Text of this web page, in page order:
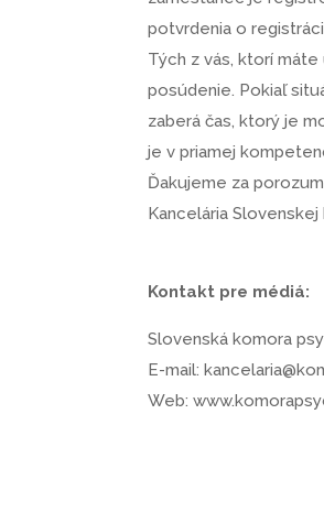
potvrdenia o
Tých z vás, ktorí
posúdenie. Pokiaľ
zaberá čas, ktorý je
je v priamej
Ďakujeme za
Kancelária
Kontakt pre médiá:
Slovenská komora
E-mail:
Web: